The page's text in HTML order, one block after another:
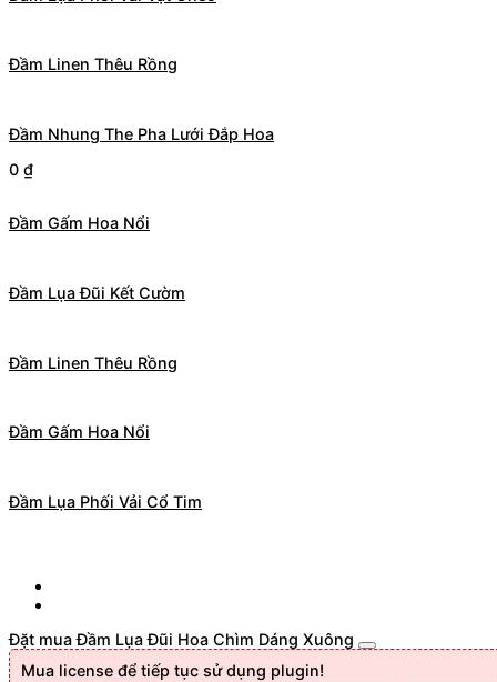
Đầm Linen Thêu Rồng
Đầm Nhung The Pha Lưới Đắp Hoa
0 ₫
Đầm Gấm Hoa Nổi
Đầm Lụa Đũi Kết Cườm
Đầm Linen Thêu Rồng
Đầm Gấm Hoa Nổi
Đầm Lụa Phối Vải Cổ Tim
Đặt mua Đầm Lụa Đũi Hoa Chìm Dáng Xuông
Mua license để tiếp tục sử dụng plugin!